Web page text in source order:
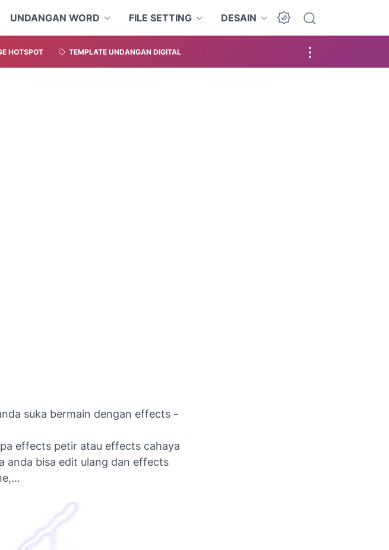
UNDANGAN WORD FILE SETTING DESAIN
HOTSPOT TEMPLATE UNDANGAN DIGITAL
suka bermain dengan effects -
effects petir atau effects cahaya
anda bisa edit ulang dan effects